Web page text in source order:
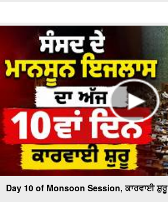
Day 10 of Monsoon Session, ਕਾਰਵਾਈ ਸ਼ੁਰੂ